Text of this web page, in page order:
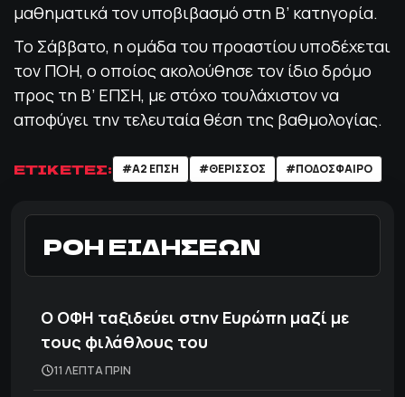
μαθηματικά τον υποβιβασμό στη Β’ κατηγορία.
Το Σάββατο, η ομάδα του προαστίου υποδέχεται
τον ΠΟΗ, ο οποίος ακολούθησε τον ίδιο δρόμο
προς τη Β’ ΕΠΣΗ, με στόχο τουλάχιστον να
αποφύγει την τελευταία θέση της βαθμολογίας.
ΕΤΙΚΕΤΕΣ: #Α2 ΕΠΣΗ #ΘΕΡΙΣΣΟΣ #ΠΟΔΌΣΦΑΙΡΟ
ΡΟΗ ΕΙΔΗΣΕΩΝ
Ο ΟΦΗ ταξιδεύει στην Ευρώπη μαζί με
τους φιλάθλους του
11 ΛΕΠΤΑ ΠΡΙΝ